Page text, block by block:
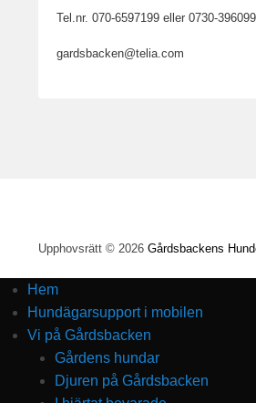
Tel.nr. 070-6597199 eller 0730-396099
gardsbacken@telia.com
Upphovsrätt © 2026 Gårdsbackens
Hem
Hundägarsupport i mobilen
Vi på Gårdsbacken
Gårdens hundar
Djuren på Gårdsbacken